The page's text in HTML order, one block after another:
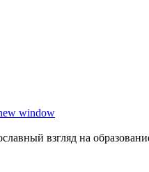
window
взгляд на